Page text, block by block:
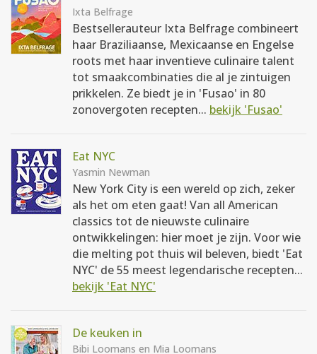
Ixta Belfrage
Bestsellerauteur Ixta Belfrage combineert
haar Braziliaanse, Mexicaanse en Engelse
roots met haar inventieve culinaire talent
tot smaakcombinaties die al je zintuigen
prikkelen. Ze biedt je in 'Fusao' in 80
zonovergoten recepten... bekijk 'Fusao'
Eat NYC
Yasmin Newman
New York City is een wereld op zich, zeker
als het om eten gaat! Van all American
classics tot de nieuwste culinaire
ontwikkelingen: hier moet je zijn. Voor wie
die melting pot thuis wil beleven, biedt 'Eat
NYC' de 55 meest legendarische recepten...
bekijk 'Eat NYC'
De keuken in
Bibi Loomans en Mia Loomans